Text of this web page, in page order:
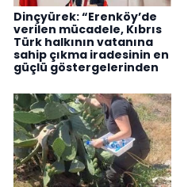
Dinçyürek: “Erenköy’de
verilen mücadele, Kıbrıs
Türk halkının vatanına
sahip çıkma iradesinin en
güçlü göstergelerinden